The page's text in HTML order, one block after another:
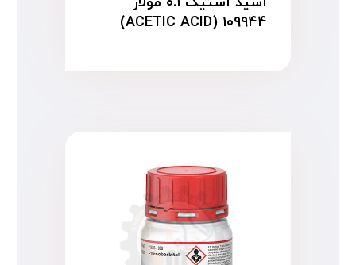
۱۰۹۹۴۴ (ACETIC ACID)